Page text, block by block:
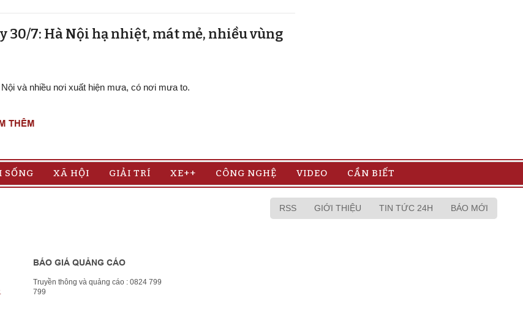
30/7: Hà Nội hạ nhiệt, mát mẻ, nhiều vùng
và nhiều nơi xuất hiện mưa, có nơi mưa to.
THÊM
SỐNG XÃ HỘI GIẢI TRÍ XE++ CÔNG NGHỆ VIDEO CẦN BIẾT
BÁO GIÁ QUẢNG CÁO
Truyền thông và quảng cáo : 0824 799
799
RSS GIỚI THIỆU TIN TỨC 24H BÁO MỚI